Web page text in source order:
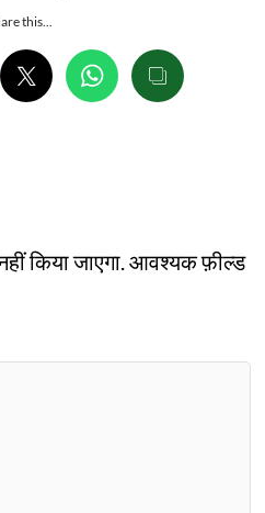
this...
किया जाएगा. आवश्यक फ़ील्ड